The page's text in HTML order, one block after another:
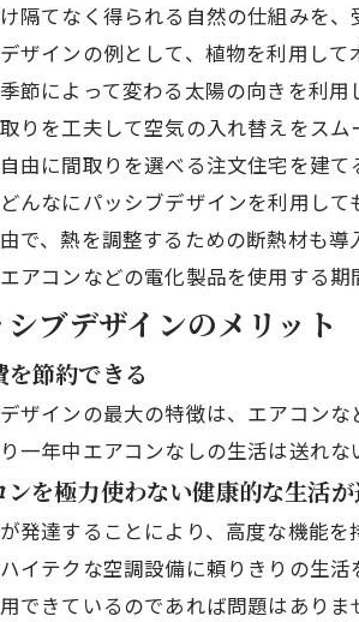
隔てなく得られる自然の仕組みを
ザインの例として、植物を利用し
節によって変わる太陽の向きを利
りを工夫して空気の入れ替えをス
由に間取りを選べる注文住宅を建
んなにパッシブデザインを利用し
で、熱を調整するための断熱材も導
アコンなどの電化製品を使用する
ブデザインのメリット
を節約できる
ザインの最大の特徴は、エアコンな
一年中エアコンなしの生活は送れ
ンを極力使わない健康的な生活が
発達することにより、高度な機能を
イテクな空調設備に頼りきりの生活
できているのであれば問題はあり